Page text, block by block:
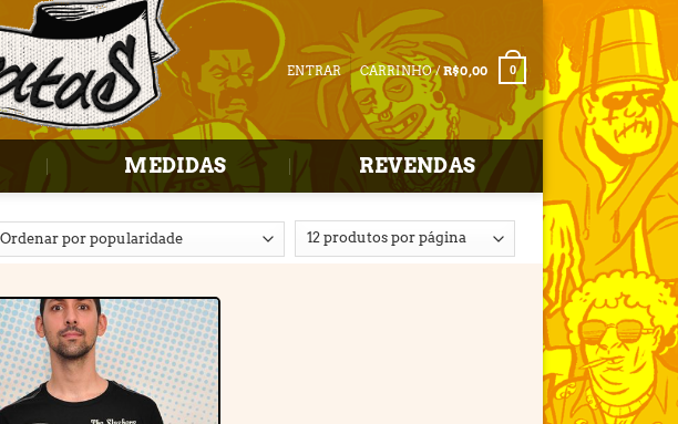
ENTRAR CARRINHO /R$0,00 0
MEDIDAS REVENDAS
Adicionar
à lista de
desejos